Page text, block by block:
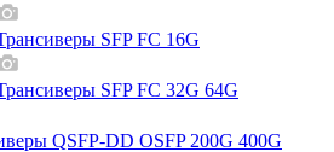
SFP FC 16G
SFP FC 32G 64G
QSFP-DD OSFP 200G 400G